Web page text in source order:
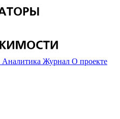
Аналитика Журнал О проекте